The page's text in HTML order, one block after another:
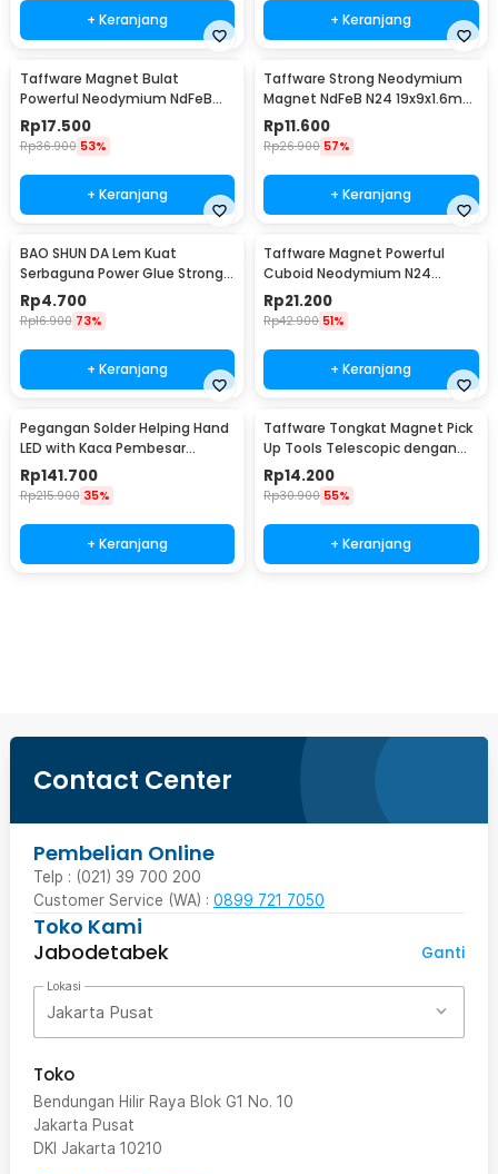
+ Keranjang + Keranjang
Taffware Magnet Bulat
Powerful Neodymium NdFeB
N25 5x1.5mm 100 PCS
Rp17.500
Rp36.900 53%
+ Keranjang
Taffware Strong Neodymium
Magnet NdFeB N24 19x9x1.6mm
10 PCS - MAG1
Rp11.600
Rp26.900 57%
+ Keranjang
BAO SHUN DA Lem Kuat
Serbaguna Power Glue Strong
Adhesive 15ml - B-7000
Rp4.700
Rp16.900 73%
+ Keranjang
Taffware Magnet Powerful
Cuboid Neodymium N24
29x9mm 10 PCS - MG10
Rp21.200
Rp42.900 51%
+ Keranjang
Pegangan Solder Helping Hand
LED with Kaca Pembesar
Magnifier 3X/4.5X - TH-7023
Rp141.700
Rp215.900 35%
+ Keranjang
Taffware Tongkat Magnet Pick
Up Tools Telescopic dengan
Lampu LED - GJ0347
Rp14.200
Rp30.900 55%
+ Keranjang
Contact Center
Pembelian Online
Telp : (021) 39 700 200
Customer Service (WA) : 0899 721 7050
Toko Kami
Jabodetabek
Ganti
Lokasi
Jakarta Pusat
Toko
Bendungan Hilir Raya Blok G1 No. 10
Jakarta Pusat
DKI Jakarta 10210